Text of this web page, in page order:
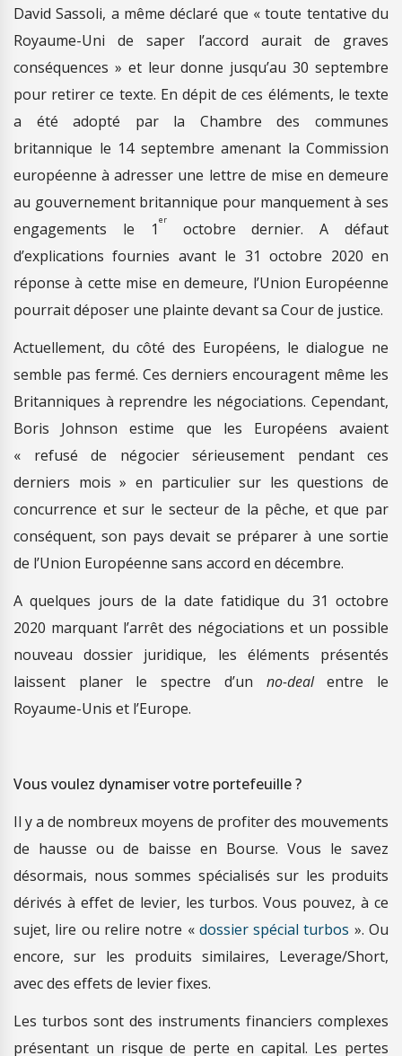
David Sassoli, a même déclaré que « toute tentative du
Royaume-Uni de saper l’accord aurait de graves
conséquences » et leur donne jusqu’au 30 septembre
pour retirer ce texte. En dépit de ces éléments, le texte
a été adopté par la Chambre des communes
britannique le 14 septembre amenant la Commission
européenne à adresser une lettre de mise en demeure
au gouvernement britannique pour manquement à ses
engagements le 1 er
octobre dernier. A défaut
d’explications fournies avant le 31 octobre 2020 en
réponse à cette mise en demeure, l’Union Européenne
pourrait déposer une plainte devant sa Cour de justice.
Actuellement, du côté des Européens, le dialogue ne
semble pas fermé. Ces derniers encouragent même les
Britanniques à reprendre les négociations. Cependant,
Boris Johnson estime que les Européens avaient
« refusé de négocier sérieusement pendant ces
derniers mois » en particulier sur les questions de
concurrence et sur le secteur de la pêche, et que par
conséquent, son pays devait se préparer à une sortie
de l’Union Européenne sans accord en décembre.
A quelques jours de la date fatidique du 31 octobre
2020 marquant l’arrêt des négociations et un possible
nouveau dossier juridique, les éléments présentés
laissent planer le spectre d’un no-dealentre le
Royaume-Unis et l’Europe.
Vous voulez dynamiser votre portefeuille ?
Il y a de nombreux moyens de profiter des mouvements
de hausse ou de baisse en Bourse. Vous le savez
désormais, nous sommes spécialisés sur les produits
dérivés à effet de levier, les turbos. Vous pouvez, à ce
sujet, lire ou relire notre « dossier spécial turbos ». Ou
encore, sur les produits similaires, Leverage/Short,
avec des effets de levier fixes.
Les turbos sont des instruments financiers complexes
présentant un risque de perte en capital. Les pertes